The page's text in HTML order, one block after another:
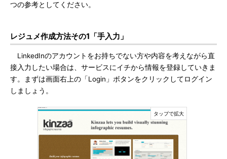
つの参考としてください。
レジュメ作成方法その1「手入力」
LinkedInのアカウントをお持ちでない方や内容を考えながら直
接入力したい場合は、サービスにイチから情報を登録していきま
す。まずは画面右上の「Login」ボタンをクリックしてログイン
しましょう。